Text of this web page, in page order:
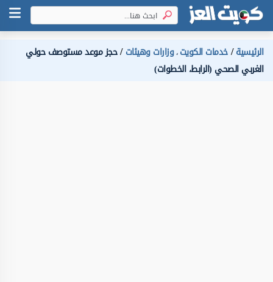
الرئيسية خدمات الكويت،وزارات وهيئات حجز موعد مستوصف حولي
الغربي الصحي (الرابط، الخطوات)